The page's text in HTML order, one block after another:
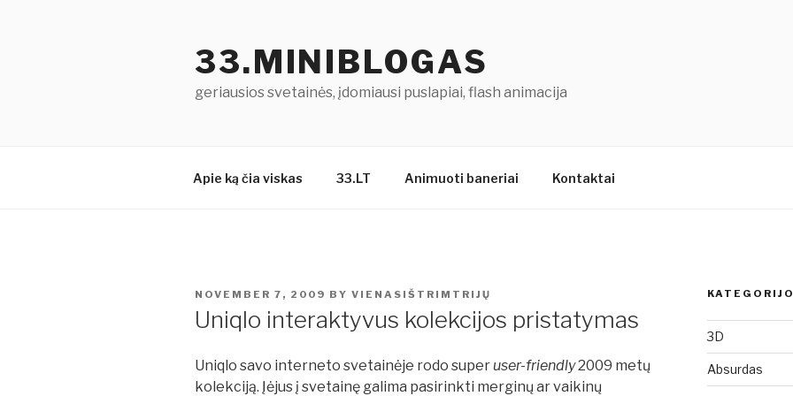
33.MINIBLOGAS
geriausios svetainės, įdomiausi puslapiai, flash animacija
Apie ką čia viskas 33.LT Animuoti baneriai Kontaktai
POSTED
ON
NOVEMBER 7, 2009 BY VIENASIŠTRIMTRIJŲ
Uniqlo interaktyvus kolekcijos pristatymas
Uniqlo savo interneto svetainėje rodo superuser-friendly2009 metų
kolekciją. Įėjus į svetainę galima pasirinkti merginų ar vaikinų
3D
Absurdas